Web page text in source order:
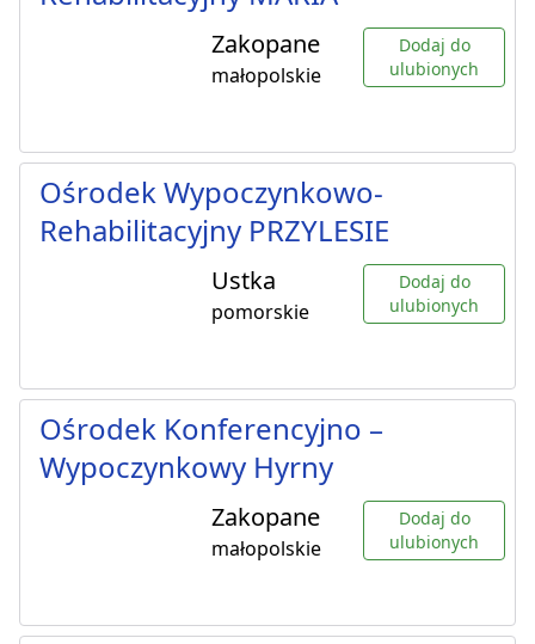
Zakopane
małopolskie
Dodaj do
ulubionych
Ośrodek Wypoczynkowo-
Rehabilitacyjny PRZYLESIE
Ustka
pomorskie
Dodaj do
ulubionych
Ośrodek Konferencyjno –
Wypoczynkowy Hyrny
Zakopane
małopolskie
Dodaj do
ulubionych